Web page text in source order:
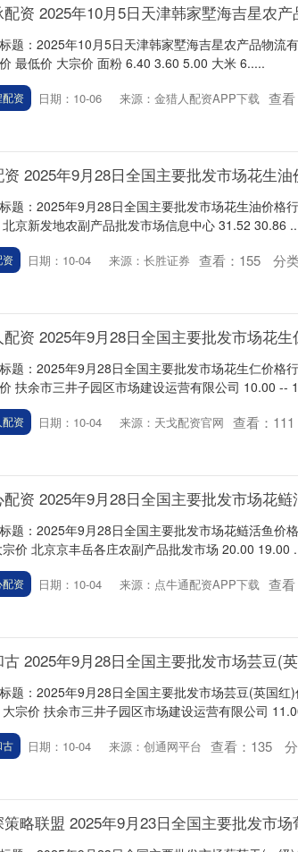
配资 2025年10月5日天津韩家墅海吉星农
标题：2025年10月5日天津韩家墅海吉星农产品物流
最低价 大宗价 面粉 6.40 3.60 5.00 大米 6.....
配资 日期：10-06 来源：金猎人配资APP下载 查看
资 2025年9月28日全国主要批发市场花生
标题：2025年9月28日全国主要批发市场花生油价格
京新发地农副产品批发市场信息中心 31.52 30.86
资 日期：10-04 来源：长胜证券 查看： 155 分
配资 2025年9月28日全国主要批发市场花
标题：2025年9月28日全国主要批发市场花生仁价格
扶余市三井子园区市场建设运营有限公司 10.00 --
配资 日期：10-04 来源：天戈配资官网 查看： 111
资 2025年9月28日全国主要批发市场花
标题：2025年9月28日全国主要批发市场花鲢活鱼价
价 北京京丰岳各庄农副产品批发市场 20.00 19.00
配资 日期：10-04 来源：点牛通配资APP下载 查看
2025年9月28日全国主要批发市场芸豆(
标题：2025年9月28日全国主要批发市场芸豆(英国
宗价 扶余市三井子园区市场建设运营有限公司
古 日期：10-04 来源：创通网平台 查看： 135
策略联盟 2025年9月23日全国主要批发市
-34.08 -0.24% 沪深300